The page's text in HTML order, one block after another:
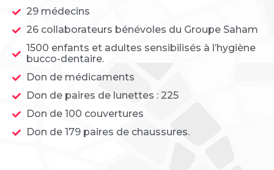
29 médecins
26 collaborateurs bénévoles du Groupe Saham
1500 enfants et adultes sensibilisés à l’hygiène
bucco-dentaire.
Don de médicaments
Don de paires de lunettes : 225
Don de 100 couvertures
Don de 179 paires de chaussures.